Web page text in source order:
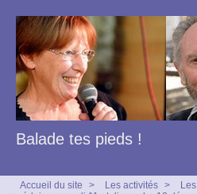
Balade tes pieds !
Accueil du site > Les activités >